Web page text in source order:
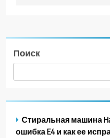
Поиск
Стиральная машина
ошибка E4 и как ее